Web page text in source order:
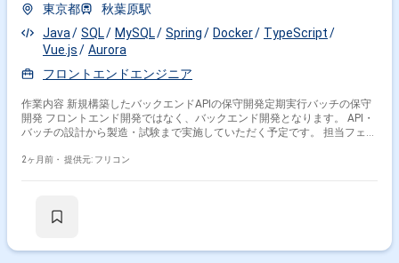
東京都
秋葉原駅
Java
SQL MySQL Spring Docker
TypeScript
Vue.js
Aurora
フロントエンドエンジニア
作業内容 新規構築したバックエンドAPIの保守開発定期実行バッチの保守
開発 フロントエンド開発ではなく、バックエンド開発となります。 API・
バッチの設計から製造・試験まで実施していただく予定です。 担当フェー
守運用
2ヶ月前・ 提供元: フリコン